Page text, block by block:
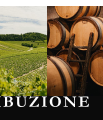
Borgogna,
Francia
Instagram